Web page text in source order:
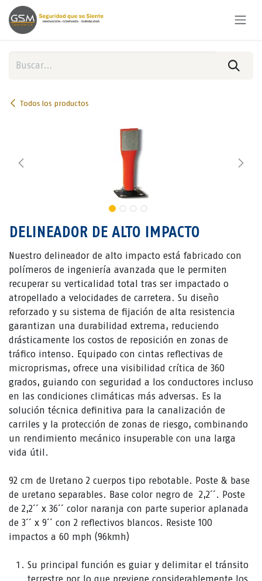
Ir al contenido
Todos los productos
DELINEADOR DE ALTO IMPACTO
Nuestro delineador de alto impacto está fabricado con
polímeros de ingeniería avanzada que le permiten
recuperar su verticalidad total tras ser impactado o
atropellado a velocidades de carretera. Su diseño
reforzado y su sistema de fijación de alta resistencia
garantizan una durabilidad extrema, reduciendo
drásticamente los costos de reposición en zonas de
tráfico intenso. Equipado con cintas reflectivas de
microprismas, ofrece una visibilidad crítica de 360
grados, guiando con seguridad a los conductores incluso
en las condiciones climáticas más adversas. Es la
solución técnica definitiva para la canalización de
carriles y la protección de zonas de riesgo, combinando
un rendimiento mecánico insuperable con una larga
vida útil.
92 cm de Uretano 2 cuerpos tipo rebotable. Poste & base
de uretano separables. Base color negro de 2,2´´. Poste
de 2,2´´ x 36´´ color naranja con parte superior aplanada
de 3´´ x 9´´ con 2 reflectivos blancos. Resiste 100
impactos a 60 mph (96kmh)
Su principal función es guiar y delimitar el tránsito